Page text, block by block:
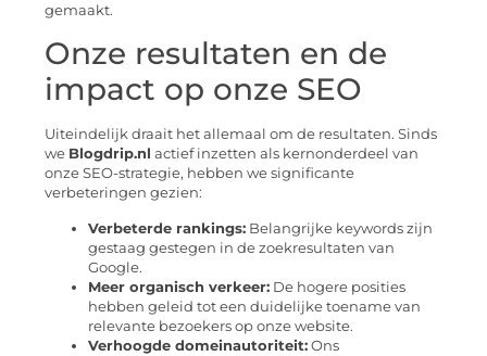
gemaakt.
Onze resultaten en de
impact op onze SEO
Uiteindelijk draait het allemaal om de resultaten. Sinds
we Blogdrip.nl actief inzetten als kernonderdeel van
onze SEO-strategie, hebben we significante
verbeteringen gezien:
Verbeterde rankings: Belangrijke keywords zijn
gestaag gestegen in de zoekresultaten van
Google.
Meer organisch verkeer: De hogere posities
hebben geleid tot een duidelijke toename van
relevante bezoekers op onze website.
Verhoogde domeinautoriteit: Ons